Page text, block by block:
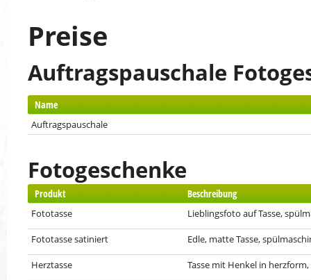
Preise
Auftragspauschale
Name
Auftragspauschale
Fotogeschenke
Produkt Beschreibung
Fototasse Lieblingsfoto auf Tasse,
Fototasse satiniert Edle, matte Tasse,
Herztasse Tasse mit Henkel in